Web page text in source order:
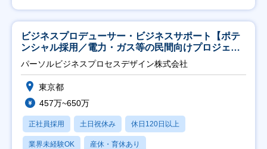
ビジネスプロデューサー・ビジネスサポート【ポテ
ンシャル採用／電力・ガス等の民間向けプロジェク
ト推進】
パーソルビジネスプロセスデザイン株式会社
東京都
457万~650万
正社員採用 土日祝休み 休日120日以上
業界未経験OK 産休・育休あり